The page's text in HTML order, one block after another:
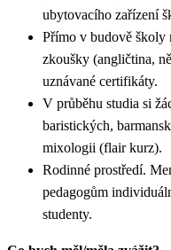
ubytovacího zařízení
Přímo v budově školy
zkoušky (angličtina,
uznávané certifikáty.
V průběhu studia si
baristických,
mixologii (flair kurz).
Rodinné prostředí.
pedagogům
studenty.